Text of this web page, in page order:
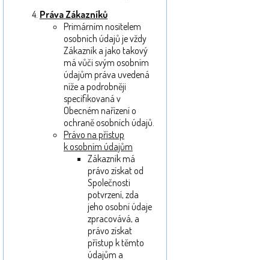
Práva Zákazníků
Primárním nositelem
osobních údajů je vždy
Zákazník a jako takový
má vůči svým osobním
údajům práva uvedená
níže a podrobněji
specifikovaná v
Obecném nařízení o
ochraně osobních údajů.
Právo na přístup
k osobním údajům
Zákazník má
právo získat od
Společnosti
potvrzení, zda
jeho osobní údaje
zpracovává, a
právo získat
přístup k těmto
údajům a